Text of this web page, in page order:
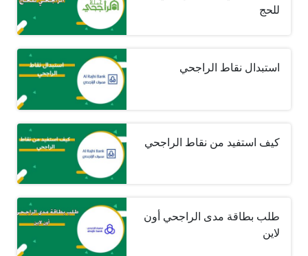
للحج
استبدال نقاط الراجحي
كيف استفيد من نقاط الراجحي
طلب بطاقة مدى الراجحي أون
لاين